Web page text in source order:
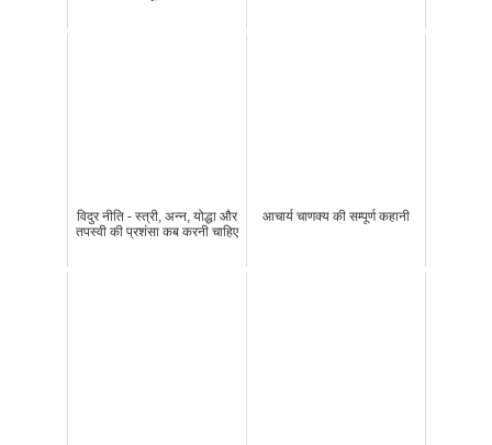
विदुर नीति - स्त्री, अन्न, योद्धा और
तपस्वी की प्रशंसा कब करनी चाहिए
आचार्य चाणक्य की सम्पूर्ण कहानी